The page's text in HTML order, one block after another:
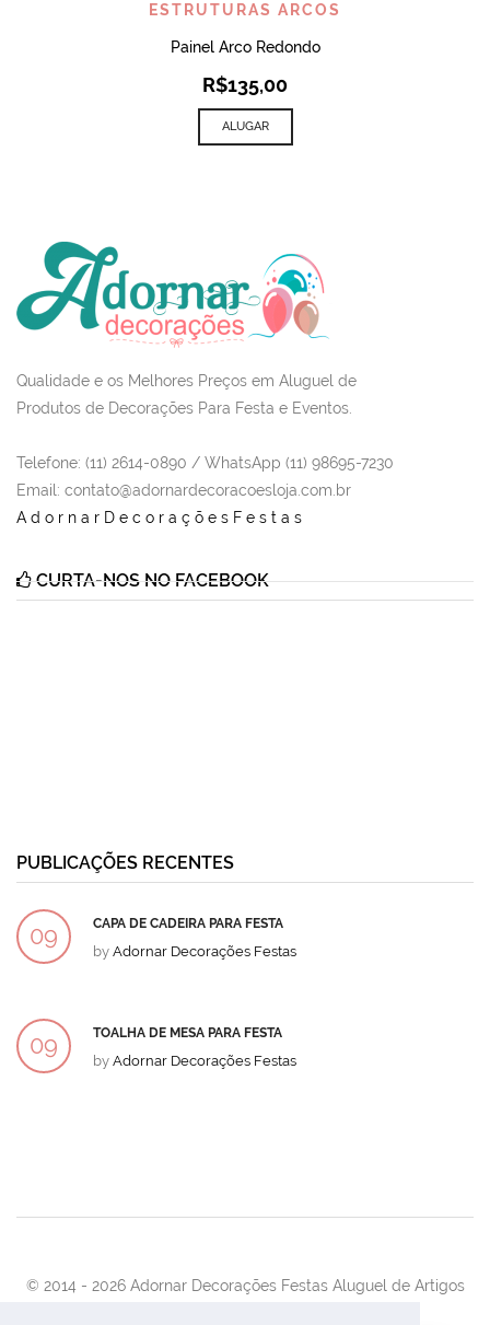
ESTRUTURAS ARCOS
Painel Arco Redondo
R$135,00
ALUGAR
Qualidade e os Melhores Preços em Aluguel de
Produtos de Decorações Para Festa e Eventos.
Telefone: (11) 2614-0890 / WhatsApp (11) 98695-7230
Email : contato@adornardecoracoesloja.com.br
AdornarDecoraçõesFestas
CURTA-NOS NO FACEBOOK
PUBLICAÇÕES RECENTES
09 CAPA DE CADEIRA PARA FESTA
by Adornar Decorações Festas
09 TOALHA DE MESA PARA FESTA
by Adornar Decorações Festas
© 2014 - 2026 Adornar Decorações Festas Aluguel de Artigos